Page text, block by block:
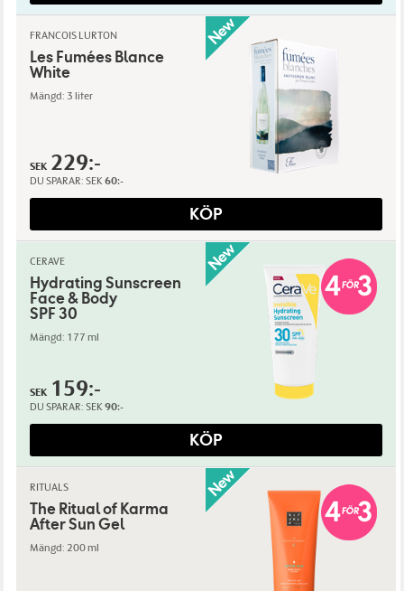
FRANCOIS LURTON
Les Fumées Blance
White
Mängd: 3 liter
SEK 229:-
DU SPARAR: SEK 60:-
KÖP
CERAVE
Hydrating Sunscreen
Face & Body
SPF 30
Mängd: 177 ml
SEK 159:-
DU SPARAR: SEK 90:-
KÖP
RITUALS
The Ritual of Karma
After Sun Gel
Mängd: 200 ml